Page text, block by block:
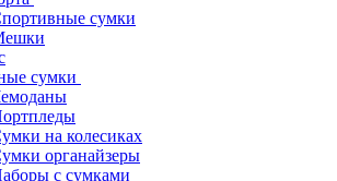
сумки
сумки
на колесиках
органайзеры
с сумками